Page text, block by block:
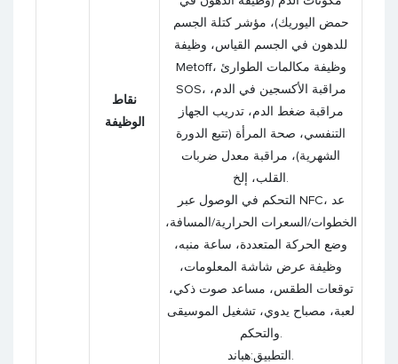
نقاط
الوظيفة
حمض اليوريك)، مؤشر كتلة الجسم
للدهون في الجسم القياس، وظيفة
Metoff، وظيفة مكالمات الطوارئ
SOS، مراقبة الأكسجين في الدم،
مراقبة ضغط الدم، تدريب الجهاز
التنفسي، صحة المرأة (تتبع الدورة
الشهرية)، مراقبة معدل ضربات
القلب، إلخ.
التحكم في الوصول عبر NFC، عد
الخطوات/السعرات الحرارية/المسافة،
وضع الحركة المتعددة، ساعة منبه،
وظيفة عرض شاشة المعلومات،
توقعات الطقس، مساعد صوت ذكي،
لعبة، مصباح يدوي، تشغيل الموسيقى
والتحكم.
التطبيق:هباند.